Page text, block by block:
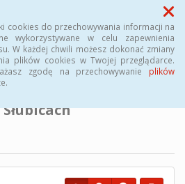
cookies do przechowywania informacji na
wykorzystywane w celu zapewnienia
W każdej chwili możesz dokonać zmiany
plików cookies w Twojej przeglądarce.
zgodę na przechowywanie plików
Menu
PUBLICZNEJ
Urzędu Pracy